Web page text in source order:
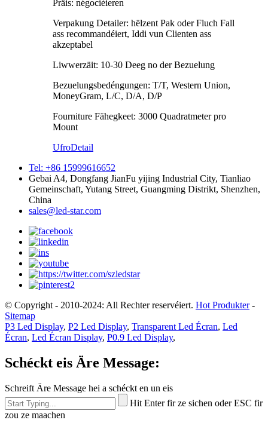
Präis: négociéieren
Verpakung Detailer: hëlzent Pak oder Fluch Fall
ass recommandéiert, Iddi vun Clienten ass
akzeptabel
Liwwerzäit: 10-30 Deeg no der Bezuelung
Bezuelungsbedéngungen: T/T, Western Union,
MoneyGram, L/C, D/A, D/P
Fourniture Fähegkeet: 3000 Quadratmeter pro
Mount
UfroDetail
Tel: +86 15999616652
Gebai A4, Dongfang JianFu yijing Industrial City, Tianliao
Gemeinschaft, Yutang Street, Guangming Distrikt, Shenzhen,
China
sales@led-star.com
© Copyright - 2010-2024: All Rechter reservéiert. Hot Produkter-
Sitemap
P3 Led Display, P2 Led Display, Transparent Led Écran, Led
Écran, Led Écran Display, P0.9 Led Display,
Schéckt eis Äre Message:
Schreift Äre Message hei a schéckt en un eis
Hit Enter fir ze sichen oder ESC fir
zou ze maachen